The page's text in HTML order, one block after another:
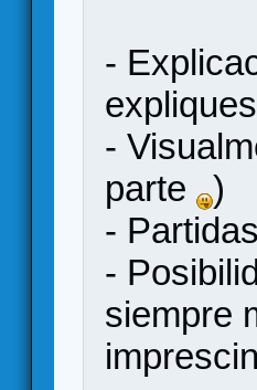
-
-
parte )
-
-
siempre